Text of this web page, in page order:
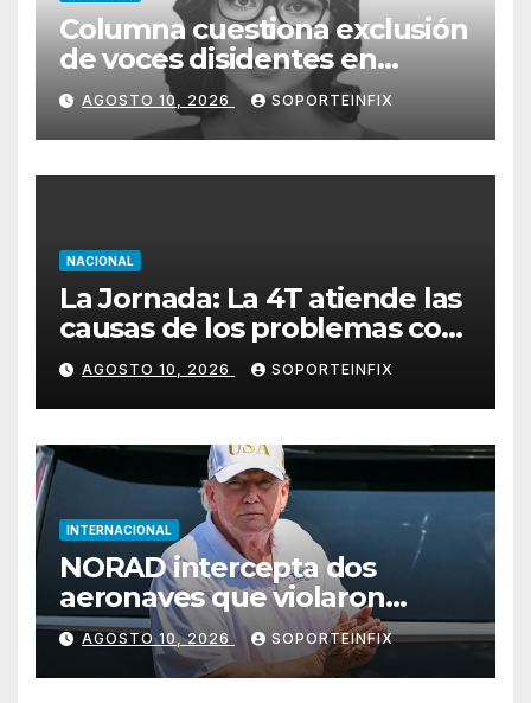
Columna cuestiona exclusión
de voces disidentes en
debate sobre fracking
AGOSTO 10, 2026 SOPORTEINFIX
NACIONAL
La Jornada: La 4T atiende las
causas de los problemas con
nuevos valores
AGOSTO 10, 2026 SOPORTEINFIX
INTERNACIONAL
NORAD intercepta dos
aeronaves que violaron
espacio aéreo restringido en
Bedminster
AGOSTO 10, 2026 SOPORTEINFIX